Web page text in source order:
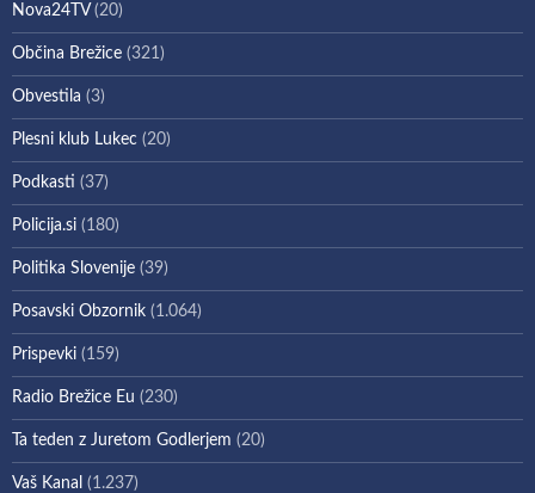
Nova24TV(20)
Občina Brežice (321)
Obvestila (3)
Plesni klub Lukec (20)
Podkasti (37)
Policija.si (180)
Politika Slovenije (39)
Posavski Obzornik (1.064)
Prispevki (159)
Radio Brežice Eu (230)
Ta teden z Juretom Godlerjem (20)
Vaš Kanal (1.237)